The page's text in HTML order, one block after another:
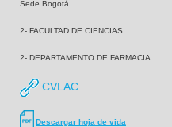
Sede Bogotá
2- FACULTAD DE CIENCIAS
2- DEPARTAMENTO DE FARMACIA
CVLAC
Descargar hoja de vida